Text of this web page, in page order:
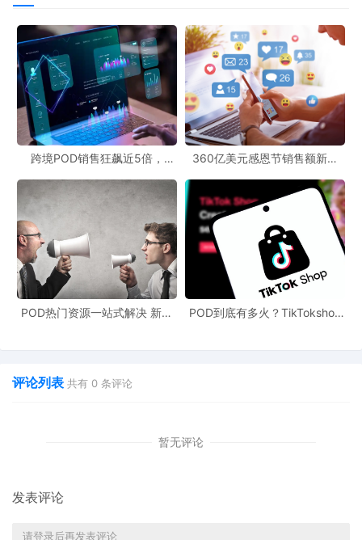
跨境POD销售狂飙近5倍，
360亿美元感恩节销售额新纪
新风潮！
POD热门资源一站式解决 新手
POD到底有多火？TikTokshop
评论列表 共有 0 条评论
暂无评论
发表评论